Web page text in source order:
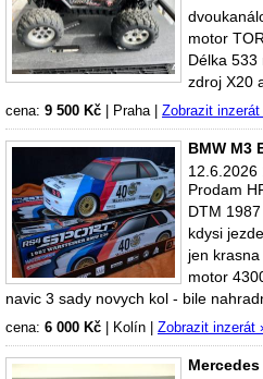
motor
Délka 533
zdroj X20
cena: 9 500 Kč Praha Zobrazit inzerát
BMW M3
12.6.2026
Prodam
DTM
kdysi
jen
motor
navic 3 sady novych kol - bile
cena: 6 000 Kč Kolín Zobrazit inzerát